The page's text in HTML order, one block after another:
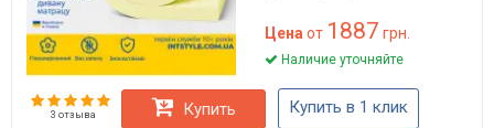
Цена от 1887 грн.
Наличие уточняйте
3 отзыва Купить Купить в 1 клик